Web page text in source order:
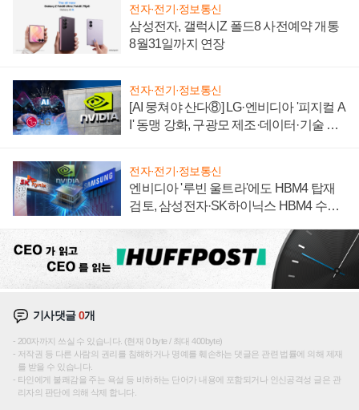
전자·전기·정보통신
삼성전자, 갤럭시Z 폴드8 사전예약 개통
8월31일까지 연장
전자·전기·정보통신
[AI 뭉쳐야 산다⑧] LG·엔비디아 '피지컬 A
I' 동맹 강화, 구광모 제조·데이터·기술 결
전자·전기·정보통신
엔비디아 '루빈 울트라'에도 HBM4 탑재
검토, 삼성전자·SK하이닉스 HBM4 수율
기사댓글0개
200자까지 쓰실 수 있습니다. (현재 0 byte / 최대 400byte)
저작권 등 다른 사람의 권리를 침해하거나 명예를 훼손하는 댓글은 관련 법률에 의해 제재
를 받을 수 있습니다.
타인에게 불쾌감을 주는 욕설 등 비하하는 단어가 내용에 포함되거나 인신공격성 글은 관
리자의 판단에 의해 삭제 합니다.